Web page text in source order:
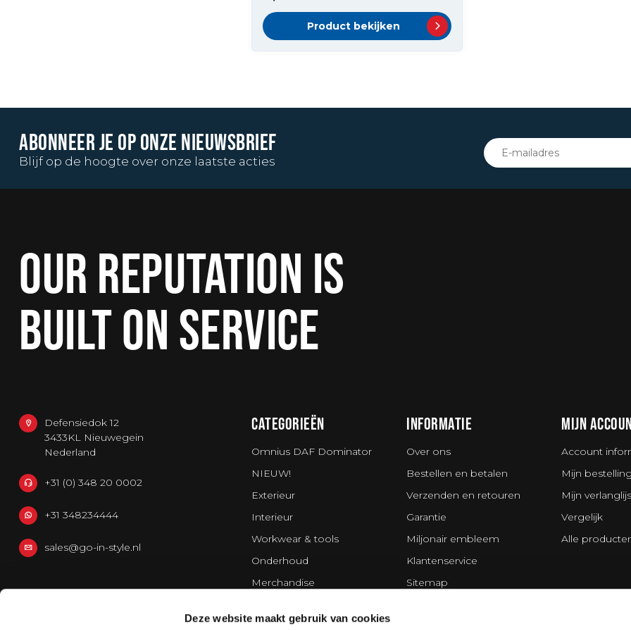
Deze website maakt gebruik van cookies
Product bekijken
ABONNEER JE OP ONZE NIEUWSBRIEF
Blijf op de hoogte over onze laatste acties
OUR REPUTATION IS
BUILT ON SERVICE
Defensiedok 12
3433KL Nieuwegein
Nederland
+31 (0) 348 20 0002
+31 348234444
sales@go-in-style.nl
CATEGORIEËN
Omnius DAF Dominator
NIEUW!
Exterieur
Interieur
Workwear & tools
Onderhoud
Merchandise
Strands Lighting Division
INFORMATIE
Over ons
Bestellen en betalen
Verzenden en retouren
Garantie
Miljonair embleem
Klantenservice
Sitemap
MIJN
Account
Mijn
Mijn
Vergelijk
Alle